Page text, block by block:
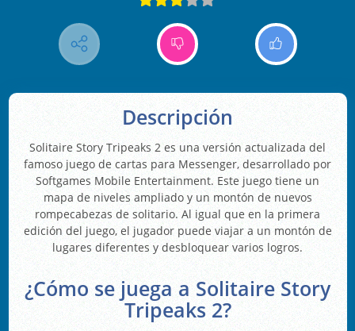
Descripción
Solitaire Story Tripeaks 2 es una versión actualizada del
famoso juego de cartas para Messenger, desarrollado por
Softgames Mobile Entertainment. Este juego tiene un
mapa de niveles ampliado y un montón de nuevos
rompecabezas de solitario. Al igual que en la primera
edición del juego, el jugador puede viajar a un montón de
lugares diferentes y desbloquear varios logros.
¿Cómo se juega a Solitaire Story
Tripeaks 2?